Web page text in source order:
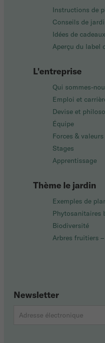
Instructions de
Conseils de
Idées de cadeaux
Aperçu du label
L'entreprise
Qui sommes-
Emploi et
Devise et
Équipe
Forces & valeurs
Stages
Apprentissage
Thème le jardin
Exemples de
Phytosanitaires
Biodiversité
Arbres fruitiers
Newsletter